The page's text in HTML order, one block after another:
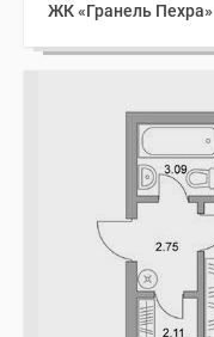
ЖК «Гранель Пехра»